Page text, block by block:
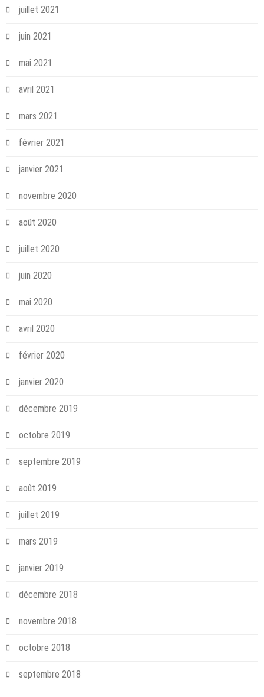
juillet 2021
juin 2021
mai 2021
avril 2021
mars 2021
février 2021
janvier 2021
novembre 2020
août 2020
juillet 2020
juin 2020
mai 2020
avril 2020
février 2020
janvier 2020
décembre 2019
octobre 2019
septembre 2019
août 2019
juillet 2019
mars 2019
janvier 2019
décembre 2018
novembre 2018
octobre 2018
septembre 2018